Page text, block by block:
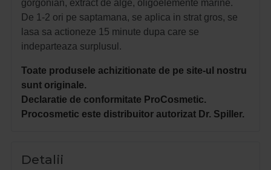
gorgonian, extract de alge, oligoelemente marine.
De 1-2 ori pe saptamana, se aplica in strat gros, se
lasa sa actioneze 15 minute dupa care se
indeparteaza surplusul.
Toate produsele achizitionate de pe site-ul nostru
sunt originale.
Declaratie de conformitate ProCosmetic.
Procosmetic este distribuitor autorizat Dr. Spiller.
Detalii